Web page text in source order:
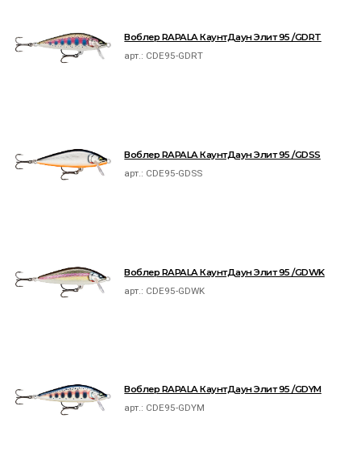
Воблер RAPALA КаунтДаун Элит 95 /GDRT
арт.: CDE95-GDRT
Воблер RAPALA КаунтДаун Элит 95 /GDSS
арт.: CDE95-GDSS
Воблер RAPALA КаунтДаун Элит 95 /GDWK
арт.: CDE95-GDWK
Воблер RAPALA КаунтДаун Элит 95 /GDYM
арт.: CDE95-GDYM